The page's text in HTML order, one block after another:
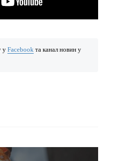
у Facebook та канал новин у